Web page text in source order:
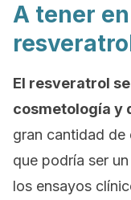
A tener
El resveratrol
cosmetología y
gran cantidad de
que podría ser
los ensayos